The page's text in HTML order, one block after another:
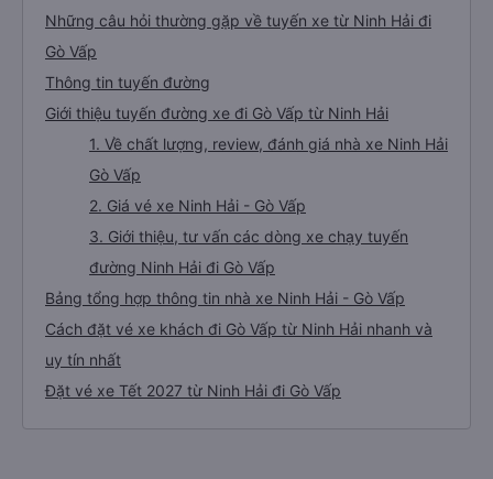
Những câu hỏi thường gặp về tuyến xe từ Ninh Hải đi
Gò Vấp
Thông tin tuyến đường
Giới thiệu tuyến đường xe đi Gò Vấp từ Ninh Hải
1. Về chất lượng, review, đánh giá nhà xe Ninh Hải
Gò Vấp
2. Giá vé xe Ninh Hải - Gò Vấp
3. Giới thiệu, tư vấn các dòng xe chạy tuyến
đường Ninh Hải đi Gò Vấp
Bảng tổng hợp thông tin nhà xe Ninh Hải - Gò Vấp
Cách đặt vé xe khách đi Gò Vấp từ Ninh Hải nhanh và
uy tín nhất
Đặt vé xe Tết 2027 từ Ninh Hải đi Gò Vấp